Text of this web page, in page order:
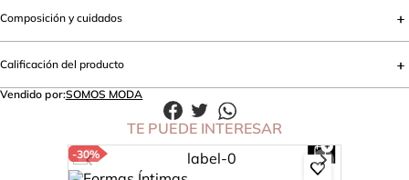
Composición y cuidados
Calificación del producto
Vendido por:SOMOS MODA
TE PUEDE INTERESAR
-30%